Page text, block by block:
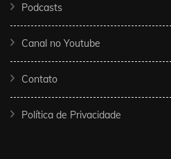
Podcasts
Canal no Youtube
Contato
Política de Privacidade